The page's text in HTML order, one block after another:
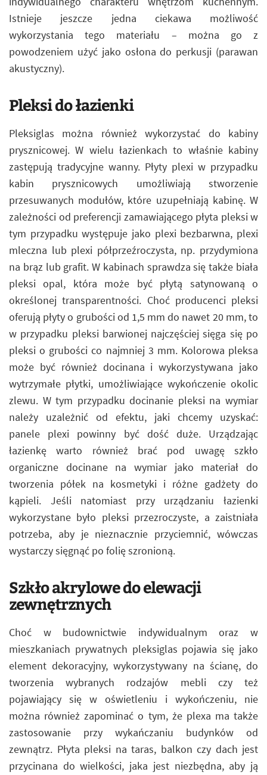
Istnieje jeszcze jedna ciekawa możliwość
wykorzystania tego materiału – można go z
powodzeniem użyć jako osłona do perkusji (parawan
akustyczny).
Pleksi do łazienki
Pleksiglas można również wykorzystać do kabiny
prysznicowej. W wielu łazienkach to właśnie kabiny
zastępują tradycyjne wanny. Płyty plexi w przypadku
kabin prysznicowych umożliwiają stworzenie
przesuwanych modułów, które uzupełniają kabinę. W
zależności od preferencji zamawiającego płyta pleksi w
tym przypadku występuje jako plexi bezbarwna, plexi
mleczna lub plexi półprzeźroczysta, np. przydymiona
na brąz lub grafit. W kabinach sprawdza się także biała
pleksi opal, która może być płytą satynowaną o
określonej transparentności. Choć producenci pleksi
oferują płyty o grubości od 1,5 mm do nawet 20 mm, to
w przypadku pleksi barwionej najczęściej sięga się po
pleksi o grubości co najmniej 3 mm. Kolorowa pleksa
może być również docinana i wykorzystywana jako
wytrzymałe płytki, umożliwiające wykończenie okolic
zlewu. W tym przypadku docinanie pleksi na wymiar
należy uzależnić od efektu, jaki chcemy uzyskać:
panele plexi powinny być dość duże. Urządzając
łazienkę warto również brać pod uwagę szkło
organiczne docinane na wymiar jako materiał do
tworzenia półek na kosmetyki i różne gadżety do
kąpieli. Jeśli natomiast przy urządzaniu łazienki
wykorzystane było pleksi przezroczyste, a zaistniała
potrzeba, aby je nieznacznie przyciemnić, wówczas
wystarczy sięgnąć po folię szronioną.
Szkło akrylowe do elewacji
zewnętrznych
Choć w budownictwie indywidualnym oraz w
mieszkaniach prywatnych pleksiglas pojawia się jako
element dekoracyjny, wykorzystywany na ścianę, do
tworzenia wybranych rodzajów mebli czy też
pojawiający się w oświetleniu i wykończeniu, nie
można również zapominać o tym, że plexa ma także
zastosowanie przy wykańczaniu budynków od
zewnątrz. Płyta pleksi na taras, balkon czy dach jest
przycinana do wielkości, jaka jest niezbędna, aby ją